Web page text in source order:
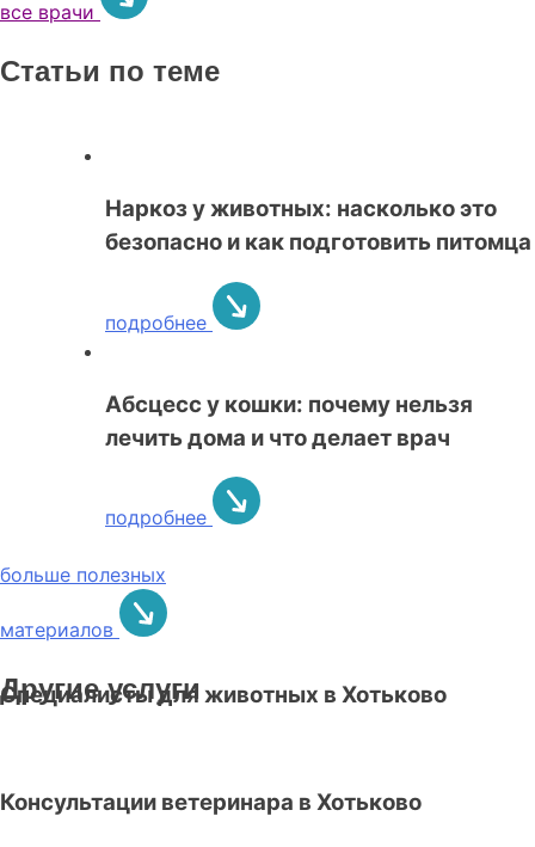
все врачи
Статьи по теме
Наркоз у животных: насколько это
безопасно и как подготовить питомца
подробнее
Абсцесс у кошки: почему нельзя
лечить дома и что делает врач
подробнее
больше полезных
материалов
Другие услуги
Специалисты для животных в Хотьково
Консультации ветеринара в Хотьково